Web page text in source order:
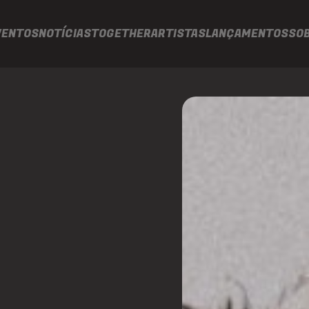
NOTÍCIASTOGETHERARTISTASLANÇAMENTOS